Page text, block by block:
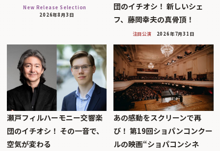
New Release Selection
2026年8月3日
団のイチオシ！ 新しいシェ
フ、藤岡幸夫の真骨頂！
注目公演 2026年7月31日
瀬戸フィルハーモニー交響楽
団のイチオシ！ その一音で、
空気が変わる
あの感動をスクリーンで再
び！ 第19回ショパンコンクー
ルの映画“ショパコンシネ